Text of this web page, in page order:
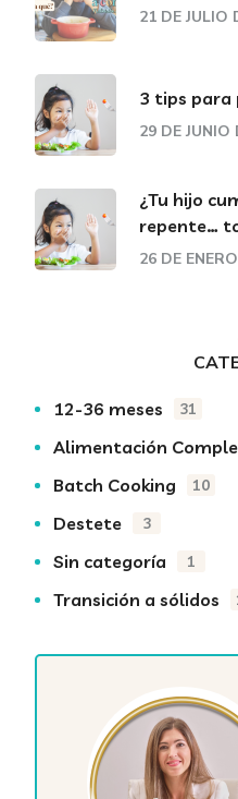
21 DE JULIO
3 tips para
29 DE JUNIO
¿Tu hijo
repente…
26 DE
12-36 meses 31
Alimentación
Batch Cooking 10
Destete 3
Sin categoría 1
Transición a sólidos